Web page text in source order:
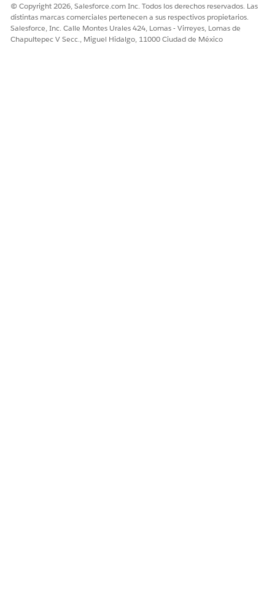
© Copyright 2026, Salesforce.com Inc. Todos los derechos reservados. Las
distintas marcas comerciales pertenecen a sus respectivos propietarios.
Salesforce, Inc. Calle Montes Urales 424, Lomas - Virreyes, Lomas de
Chapultepec V Secc., Miguel Hidalgo, 11000 Ciudad de México